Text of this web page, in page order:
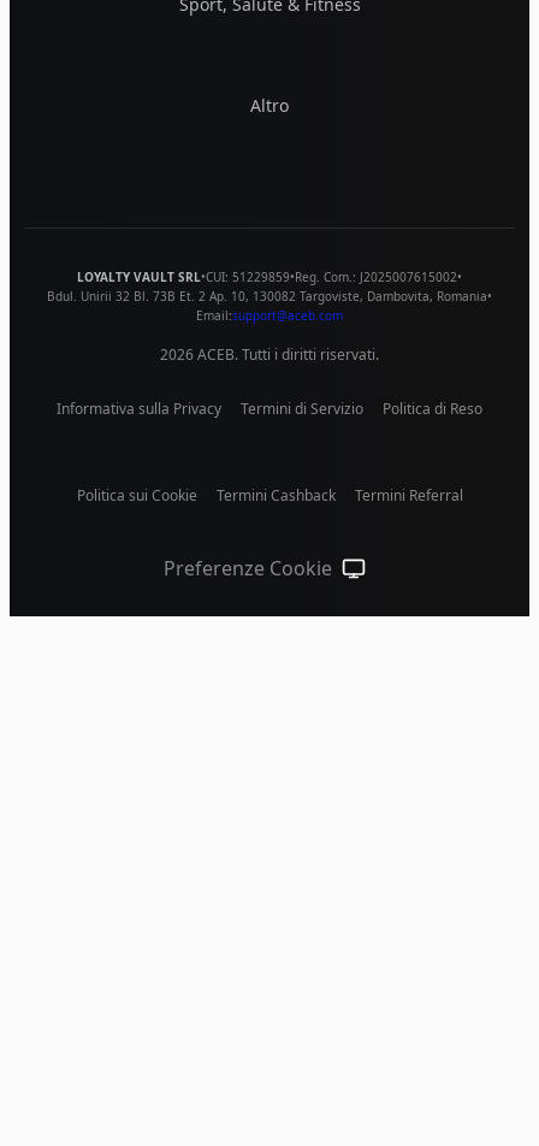
Sport, Salute & Fitness
Altro
LOYALTY VAULT SRL•CUI: 51229859•Reg. Com.: J2025007615002•
Bdul. Unirii 32 Bl. 73B Et. 2 Ap. 10, 130082 Targoviste, Dambovita, Romania•
Email:support@aceb.com
2026ACEB. Tutti i diritti riservati.
Informativa sulla Privacy Termini di Servizio Politica di Reso
Politica sui Cookie Termini Cashback Termini Referral
Preferenze Cookie Tema di sistema (clicca